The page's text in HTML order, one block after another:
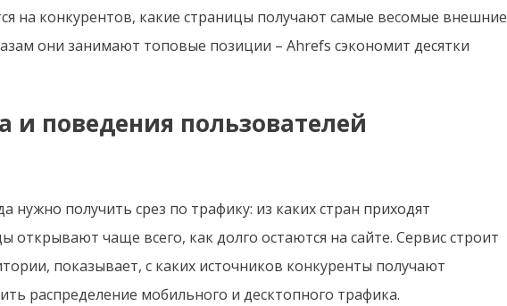
на конкурентов, какие страницы получают самые весомые внешние
они занимают топовые позиции – Ahrefs сэкономит десятки
и поведения пользователей
нужно получить срез по трафику: из каких стран приходят
открывают чаще всего, как долго остаются на сайте. Сервис строит
показывает, с каких источников конкуренты получают
распределение мобильного и десктопного трафика.